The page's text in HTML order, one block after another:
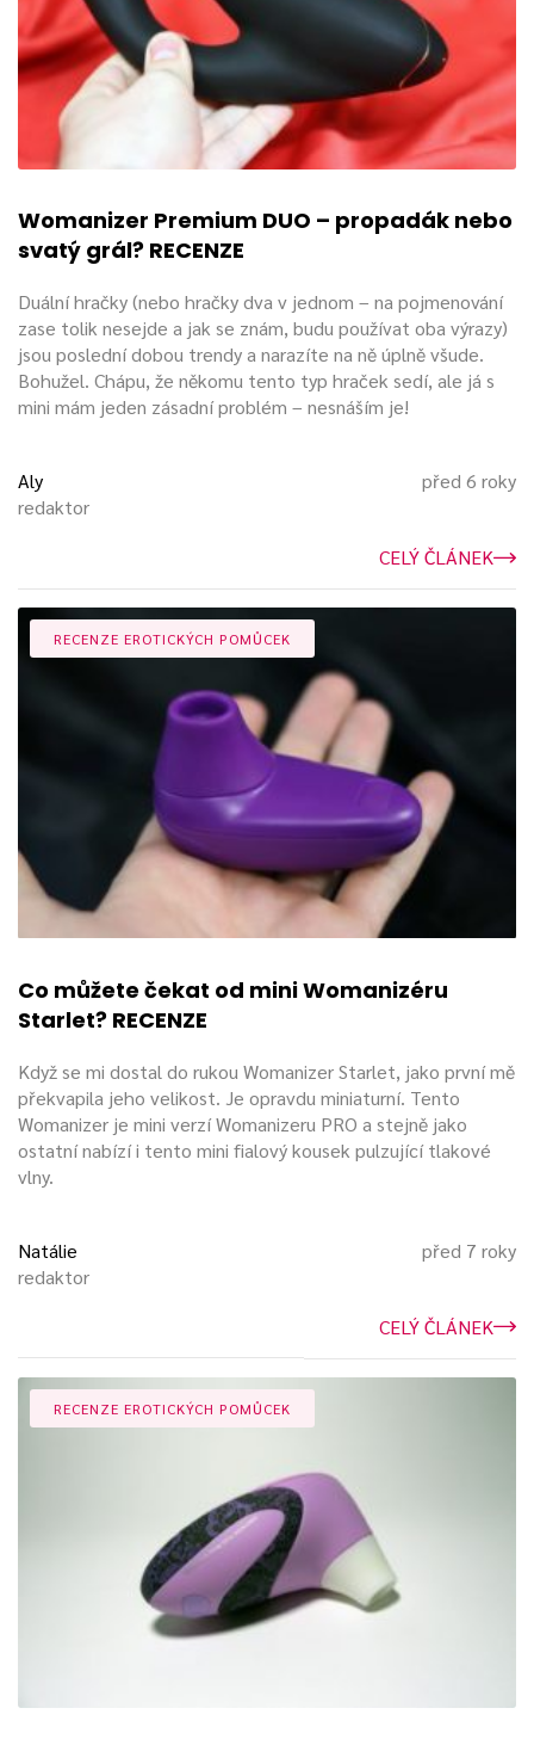
Womanizer Premium DUO – propadák nebo
svatý grál? RECENZE
Duální hračky (nebo hračky dva v jednom – na pojmenování
zase tolik nesejde a jak se znám, budu používat oba výrazy)
jsou poslední dobou trendy a narazíte na ně úplně všude.
Bohužel. Chápu, že někomu tento typ hraček sedí, ale já s
mini mám jeden zásadní problém – nesnáším je!
Aly
redaktor
před 6 roky
CELÝ ČLÁNEK
RECENZE EROTICKÝCH POMŮCEK
Co můžete čekat od mini Womanizéru
Starlet? RECENZE
Když se mi dostal do rukou Womanizer Starlet, jako první mě
překvapila jeho velikost. Je opravdu miniaturní. Tento
Womanizer je mini verzí Womanizeru PRO a stejně jako
ostatní nabízí i tento mini fialový kousek pulzující tlakové
vlny.
Natálie
redaktor
před 7 roky
CELÝ ČLÁNEK
RECENZE EROTICKÝCH POMŮCEK